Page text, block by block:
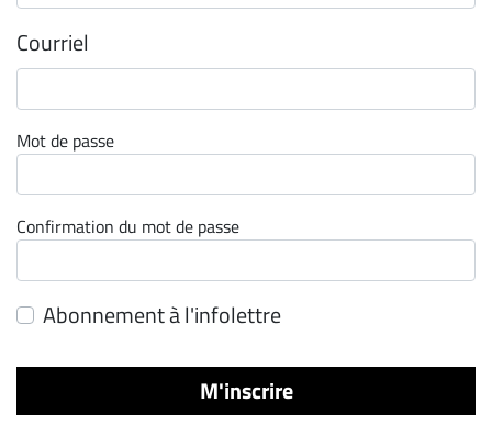
Formation
Continue
Métiers
Scoop?
CABINETS
Espace
entreprises
Page
Publier
emploi
Courriel
Mot de passe
Confirmation du mot de passe
Abonnement à l'infolettre
M'inscrire